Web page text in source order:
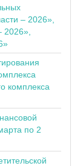
– 2026»,
2026»,
комплекса
по 2